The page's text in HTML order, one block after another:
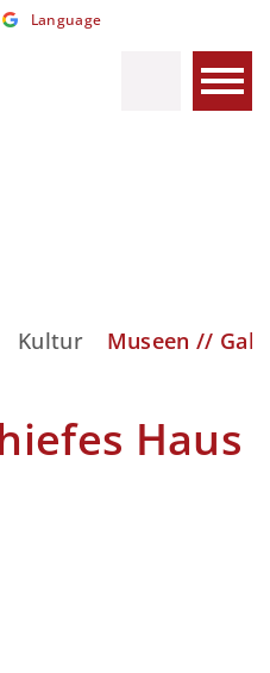
Language
Kultur Museen //
Haus